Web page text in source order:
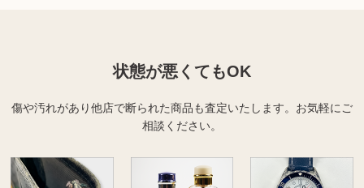
状態が悪くてもOK
傷や汚れがあり他店で断られた商品も査定いたします。 お気軽にご
相談ください。